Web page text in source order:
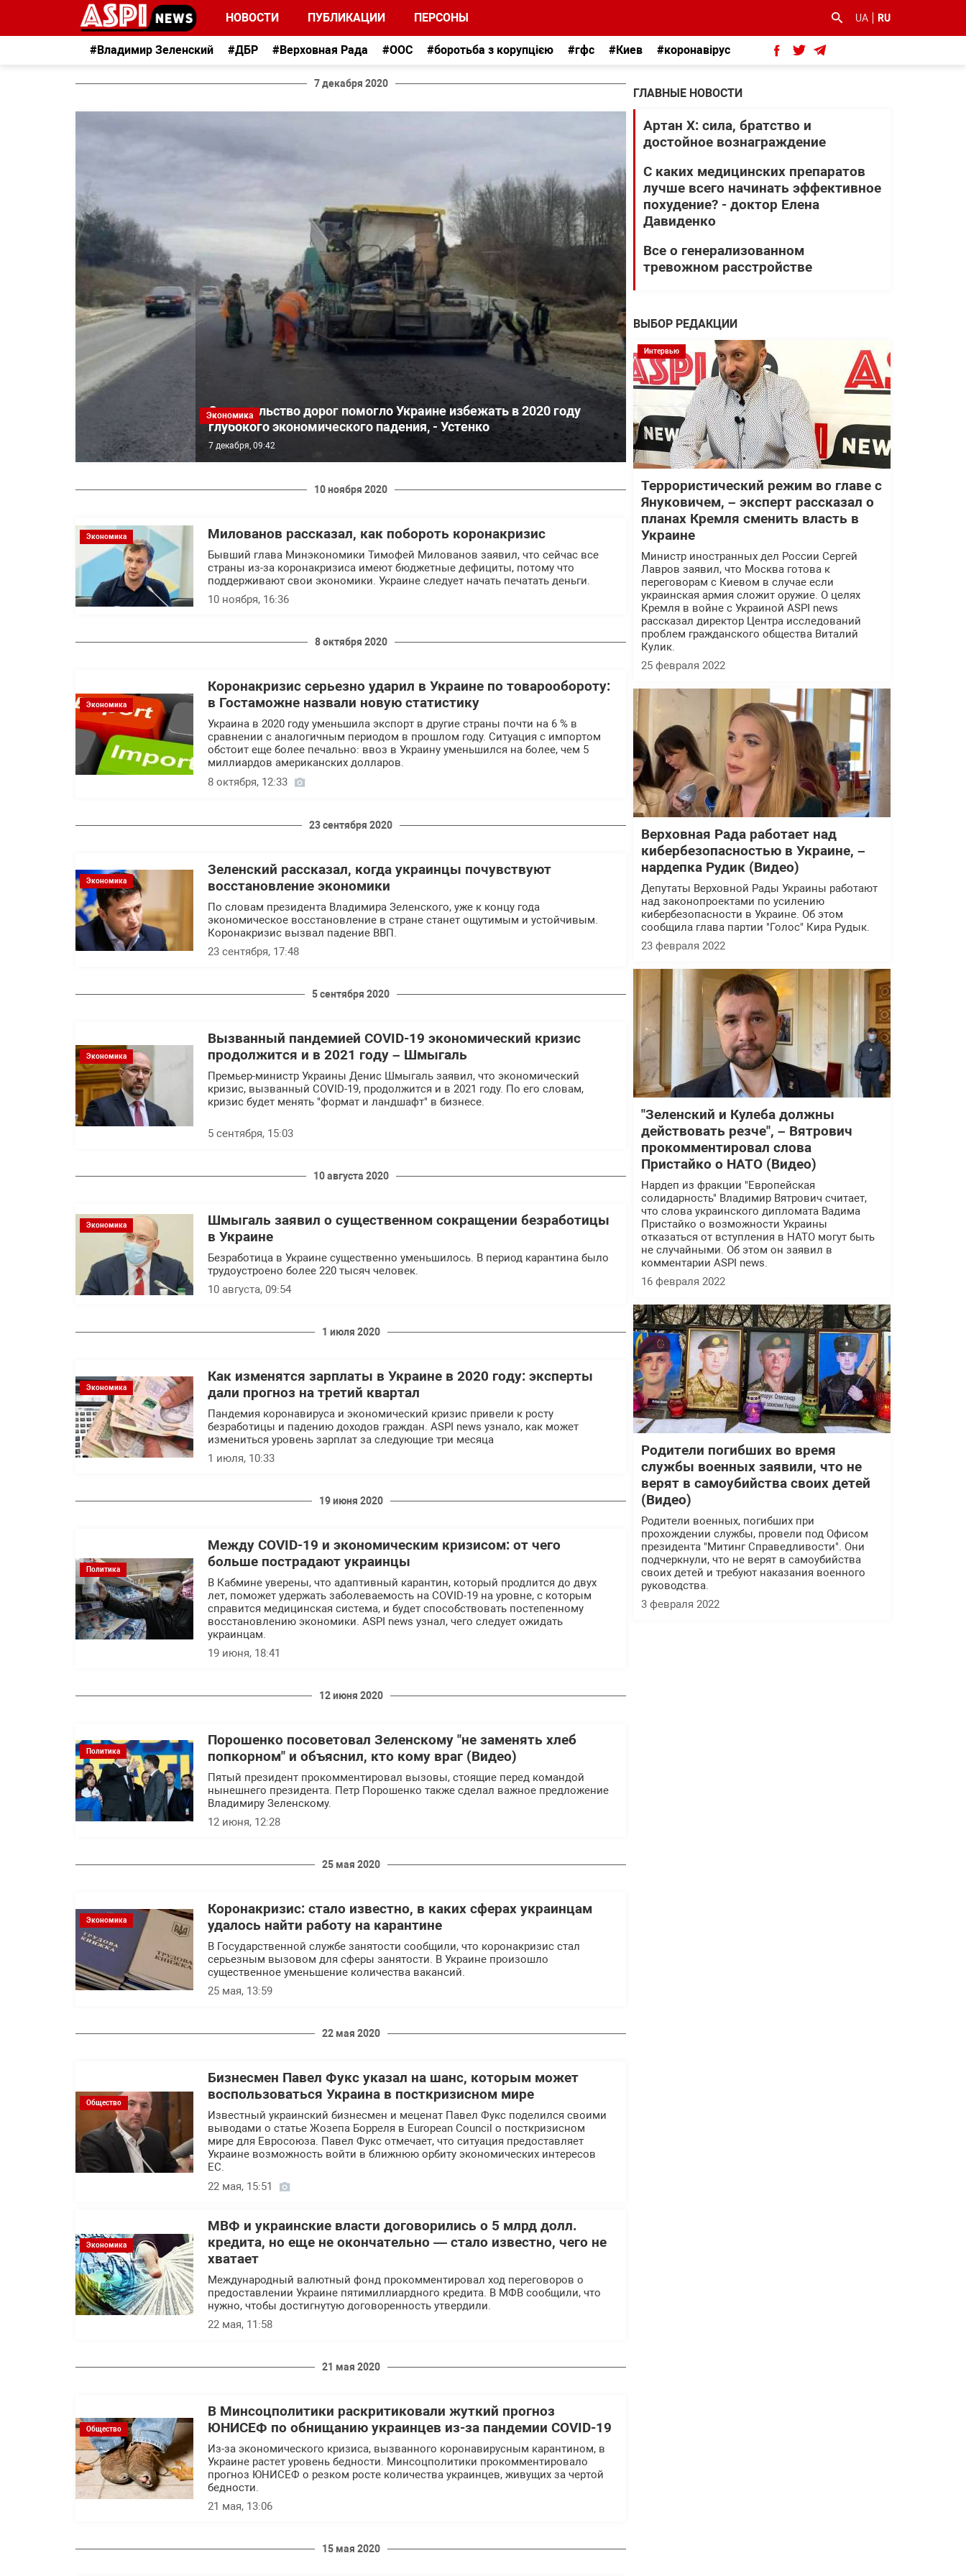
НОВОСТИ ПУБЛИКАЦИИ ПЕРСОНЫ UA RU
#Владимир Зеленский #ДБР #Верховная Рада #ООС #боротьба з корупцією #гфс #Киев #коронавірус
7 декабря 2020
Экономика
Строительство дорог помогло Украине избежать в 2020 году
глубокого экономического падения, - Устенко
7 декабря, 09:42
10 ноября 2020
Экономика Милованов рассказал, как побороть коронакризис
Бывший глава Минэкономики Тимофей Милованов заявил, что сейчас все
страны из-за коронакризиса имеют бюджетные дефициты, потому что
поддерживают свои экономики. Украине следует начать печатать деньги.
10 ноября, 16:36
8 октября 2020
Экономика
Коронакризис серьезно ударил в Украине по товарообороту:
в Гостаможне назвали новую статистику
Украина в 2020 году уменьшила экспорт в другие страны почти на 6 % в
сравнении с аналогичным периодом в прошлом году. Ситуация с импортом
обстоит еще более печально: ввоз в Украину уменьшился на более, чем 5
миллиардов американских долларов.
8 октября, 12:33
23 сентября 2020
Экономика
Зеленский рассказал, когда украинцы почувствуют
восстановление экономики
По словам президента Владимира Зеленского, уже к концу года
экономическое восстановление в стране станет ощутимым и устойчивым.
Коронакризис вызвал падение ВВП.
23 сентября, 17:48
5 сентября 2020
Экономика
Вызванный пандемией COVID-19 экономический кризис
продолжится и в 2021 году – Шмыгаль
Премьер-министр Украины Денис Шмыгаль заявил, что экономический
кризис, вызванный COVID-19, продолжится и в 2021 году. По его словам,
кризис будет менять "формат и ландшафт" в бизнесе.
5 сентября, 15:03
10 августа 2020
Экономика
Шмыгаль заявил о существенном сокращении безработицы
в Украине
Безработица в Украине существенно уменьшилось. В период карантина было
трудоустроено более 220 тысяч человек.
10 августа, 09:54
1 июля 2020
Экономика
Как изменятся зарплаты в Украине в 2020 году: эксперты
дали прогноз на третий квартал
Пандемия коронавируса и экономический кризис привели к росту
безработицы и падению доходов граждан. ASPI news узнало, как может
измениться уровень зарплат за следующие три месяца
1 июля, 10:33
19 июня 2020
Политика
Между COVID-19 и экономическим кризисом: от чего
больше пострадают украинцы
В Кабмине уверены, что адаптивный карантин, который продлится до двух
лет, поможет удержать заболеваемость на COVID-19 на уровне, с которым
справится медицинская система, и будет способствовать постепенному
восстановлению экономики. АЅРІ news узнал, чего следует ожидать
украинцам.
19 июня, 18:41
12 июня 2020
Политика
Порошенко посоветовал Зеленскому "не заменять хлеб
попкорном" и объяснил, кто кому враг (Видео)
Пятый президент прокомментировал вызовы, стоящие перед командой
нынешнего президента. Петр Порошенко также сделал важное предложение
Владимиру Зеленскому.
12 июня, 12:28
25 мая 2020
Экономика
Коронакризис: стало известно, в каких сферах украинцам
удалось найти работу на карантине
В Государственной службе занятости сообщили, что коронакризис стал
серьезным вызовом для сферы занятости. В Украине произошло
существенное уменьшение количества вакансий.
25 мая, 13:59
22 мая 2020
Общество
Бизнесмен Павел Фукс указал на шанс, которым может
воспользоваться Украина в посткризисном мире
Известный украинский бизнесмен и меценат Павел Фукс поделился своими
выводами о статье Жозепа Борреля в European Council о посткризисном
мире для Евросоюза. Павел Фукс отмечает, что ситуация предоставляет
Украине возможность войти в ближнюю орбиту экономических интересов
ЕС.
22 мая, 15:51
Экономика
МВФ и украинские власти договорились о 5 млрд долл.
кредита, но еще не окончательно — стало известно, чего не
хватает
Международный валютный фонд прокомментировал ход переговоров о
предоставлении Украине пятимиллиардного кредита. В МФВ сообщили, что
нужно, чтобы достигнутую договоренность утвердили.
22 мая, 11:58
21 мая 2020
Общество
В Минсоцполитики раскритиковали жуткий прогноз
ЮНИСЕФ по обнищанию украинцев из-за пандемии COVID-19
Из-за экономического кризиса, вызванного коронавирусным карантином, в
Украине растет уровень бедности. Минсоцполитики прокомментировало
прогноз ЮНИСЕФ о резком росте количества украинцев, живущих за чертой
бедности.
21 мая, 13:06
15 мая 2020
ГЛАВНЫЕ НОВОСТИ
Артан Х: сила, братство и
достойное вознаграждение
С каких медицинских препаратов
лучше всего начинать эффективное
похудение? - доктор Елена
Давиденко
Все о генерализованном
тревожном расстройстве
ВЫБОР РЕДАКЦИИ
Интервью
Террористический режим во главе с
Януковичем, – эксперт рассказал о
планах Кремля сменить власть в
Украине
Министр иностранных дел России Сергей
Лавров заявил, что Москва готова к
переговорам с Киевом в случае если
украинская армия сложит оружие. О целях
Кремля в войне с Украиной ASPI news
рассказал директор Центра исследований
проблем гражданского общества Виталий
Кулик.
25 февраля 2022
Верховная Рада работает над
кибербезопасностью в Украине, –
нардепка Рудик (Видео)
Депутаты Верховной Рады Украины работают
над законопроектами по усилению
кибербезопасности в Украине. Об этом
сообщила глава партии "Голос" Кира Рудык.
23 февраля 2022
"Зеленский и Кулеба должны
действовать резче", – Вятрович
прокомментировал слова
Пристайко о НАТО (Видео)
Нардеп из фракции "Европейская
солидарность" Владимир Вятрович считает,
что слова украинского дипломата Вадима
Пристайко о возможности Украины
отказаться от вступления в НАТО могут быть
не случайными. Об этом он заявил в
комментарии ASPI news.
16 февраля 2022
Родители погибших во время
службы военных заявили, что не
верят в самоубийства своих детей
(Видео)
Родители военных, погибших при
прохождении службы, провели под Офисом
президента "Митинг Справедливости". Они
подчеркнули, что не верят в самоубийства
своих детей и требуют наказания военного
руководства.
3 февраля 2022